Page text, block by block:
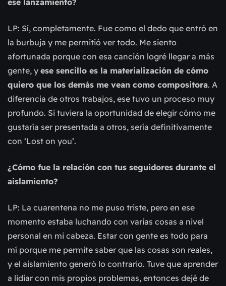
LP: Sí, completamente. Fue como el dedo que entró en
la burbuja y me permitió ver todo. Me siento
afortunada porque con esa canción logré llegar a más
gente, y ese sencillo es la materialización de cómo
quiero que los demás me vean como compositora. A
diferencia de otros trabajos, ese tuvo un proceso muy
profundo. Si tuviera la oportunidad de elegir cómo me
gustaría ser presentada a otros, sería definitivamente
con ‘Lost on you’.
¿Cómo fue la relación con tus seguidores durante el
aislamiento?
LP: La cuarentena no me puso triste, pero en ese
momento estaba luchando con varias cosas a nivel
personal en mi cabeza. Estar con gente es todo para
mí porque me permite saber que las cosas son reales,
y el aislamiento generó lo contrario. Tuve que aprender
a lidiar con mis propios problemas, entonces dejé de